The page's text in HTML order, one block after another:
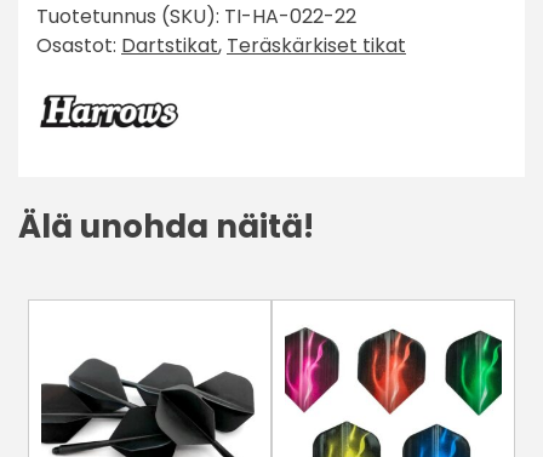
Tuotetunnus (SKU): TI-HA-022-22
Osastot: Dartstikat, Teräskärkiset tikat
Älä unohda näitä!
tuotteella
on
useampi
muunnelma.
Tällä
tuotteella
on
useampi
muunnelma.